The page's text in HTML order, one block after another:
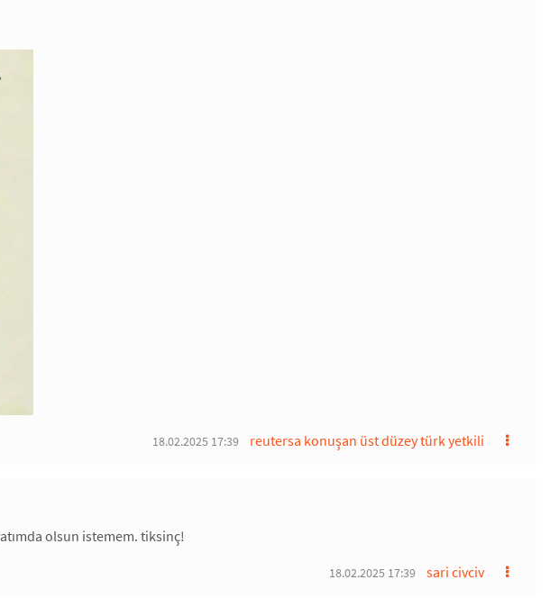
reutersa konuşan üst düzey türk yetkili
18.02.2025 17:39
olsun istemem. tiksinç!
sari civciv
18.02.2025 17:39